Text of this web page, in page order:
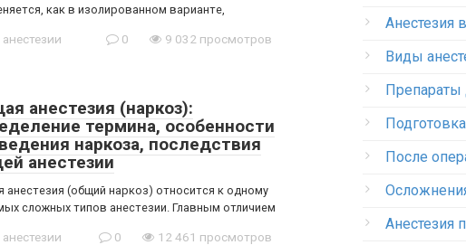
как в изолированном варианте,
0 9 032 просмотров
анестезия (наркоз):
термина, особенности
наркоза, последствия
анестезии
анестезия (общий наркоз) относится к одному
сложных типов анестезии. Главным отличием
0 12 461 просмотров
Анестезия
Виды
Препараты
После
Анестезия